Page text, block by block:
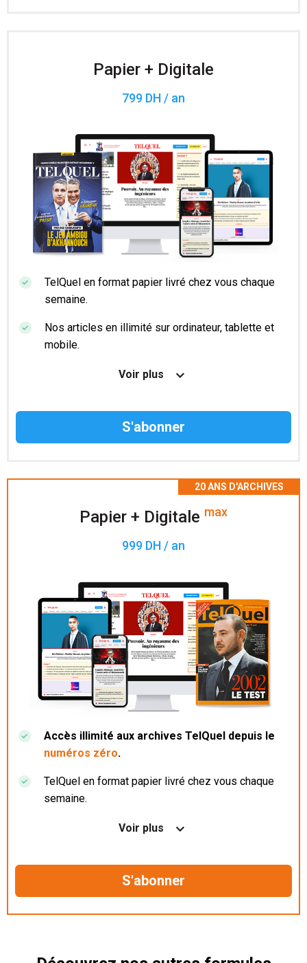
Papier + Digitale
799 DH / an
TelQuel en format papier livré chez vous chaque
semaine.
Nos articles en illimité sur ordinateur, tablette et
mobile.
Le magazine TelQuel en numérique avant la sortie
Voir plus
Papier + Digitale max
999 DH / an
Accès illimité aux archives TelQuel depuis le
numéros zéro.
TelQuel en format papier livré chez vous chaque
semaine.
Nos articles en illimité sur ordinateur, tablette et
Le magazine TelQuel en numérique avant la sortie
Des informations confidentielles résérvées aux
Voir plus